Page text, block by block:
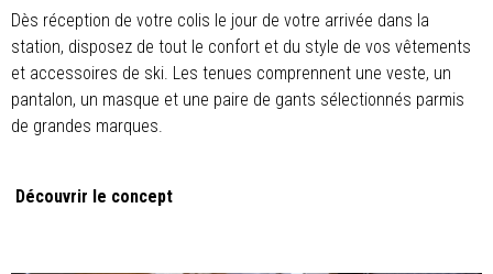
Dès réception de votre colis le jour de votre arrivée dans la
station, disposez de tout le confort et du style de vos vêtements
et accessoires de ski. Les tenues comprennent une veste, un
pantalon, un masque et une paire de gants sélectionnés parmis
de grandes marques.
Découvrir le concept